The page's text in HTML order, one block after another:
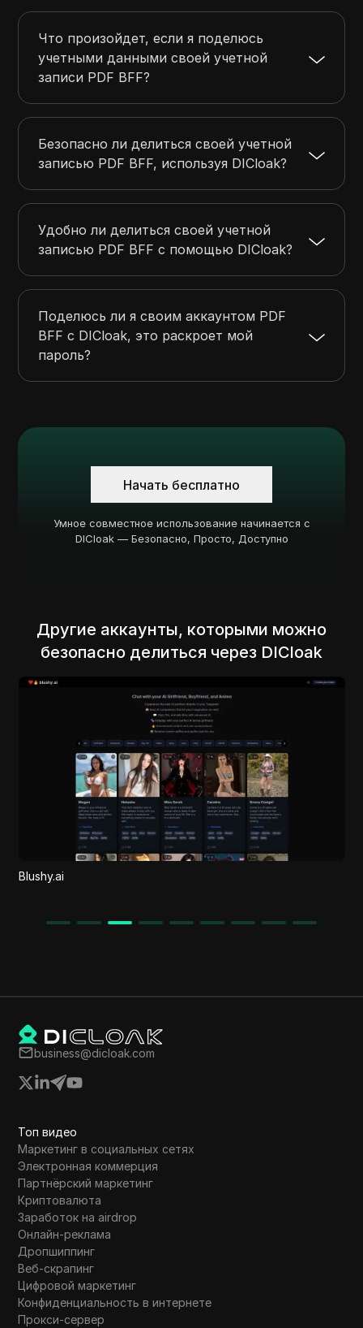
Что произойдет, если я поделюсь
учетными данными своей учетной
записи PDF BFF?
Безопасно ли делиться своей учетной
записью PDF BFF, используя DICloak?
Удобно ли делиться своей учетной
записью PDF BFF с помощью DICloak?
Поделюсь ли я своим аккаунтом PDF
BFF с DICloak, это раскроет мой
пароль?
Начать бесплатно
Умное совместное использование начинается с
DICloak — Безопасно, Просто, Доступно
Другие аккаунты, которыми можно
безопасно делиться через DICloak
BusyScribe
business@dicloak.com
Топ видео
Маркетинг в социальных сетях
Электронная коммерция
Партнёрский маркетинг
Криптовалюта
Заработок на airdrop
Онлайн-реклама
Дропшиппинг
Веб-скрапинг
Цифровой маркетинг
Конфиденциальность в интернете
Прокси-сервер